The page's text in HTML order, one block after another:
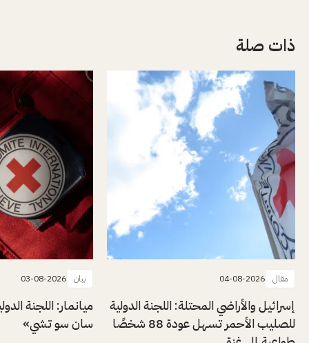
ذات صلة
مقال 04-08-2026
إسرائيل والأراضي المحتلة: اللجنة الدولية
للصليب الأحمر تسهل عودة 88 شخصًا
بيان 03-08-2026
ميانمار: اللجنة
سان سو تشي»